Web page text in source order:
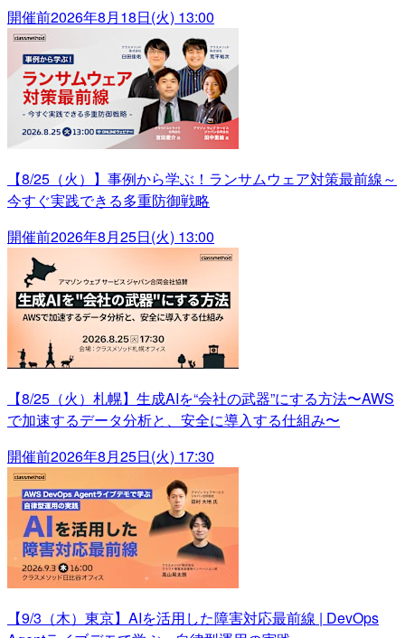
開催前2026年8月18日(火) 13:00
【8/25（火）】事例から学ぶ！ランサムウェア対策最前線～
今すぐ実践できる多重防御戦略
開催前2026年8月25日(火) 13:00
【8/25（火）札幌】生成AIを“会社の武器”にする方法〜AWS
で加速するデータ分析と、安全に導入する仕組み〜
開催前2026年8月25日(火) 17:30
【9/3（木）東京】AIを活用した障害対応最前線 | DevOps